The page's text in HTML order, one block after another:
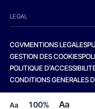
Aa 100% Aa
LEGAL
CGVMENTIONS LEGALES
GESTION DES COOKIES
POLITIQUE
CONDITIONS GENERALES